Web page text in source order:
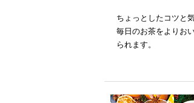
ちょっとしたコツと気
毎日のお茶をよりお
られます。